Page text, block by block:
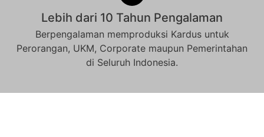
Lebih dari 10 Tahun Pengalaman
Berpengalaman memproduksi Kardus untuk
Perorangan, UKM, Corporate maupun Pemerintahan
di Seluruh Indonesia.